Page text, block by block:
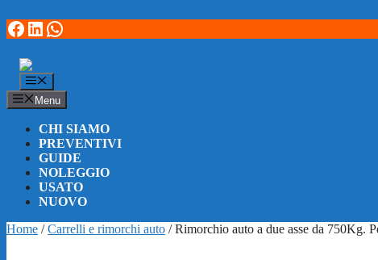
Vai
al
Facebook
LinkedIn
WhatsApp
Menu
Menu
CHI SIAMO
PREVENTIVI
GUIDE
NOLEGGIO
USATO
NUOVO
Home /Carrelli e rimorchi auto / Rimorchio auto a due asse da 750Kg.